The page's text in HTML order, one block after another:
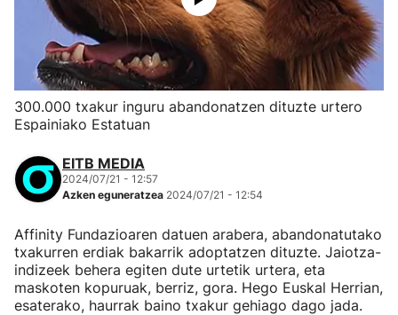
300.000 txakur inguru abandonatzen dituzte urtero
Espainiako Estatuan
EITB MEDIA
2024/07/21 - 12:57
Azken eguneratzea 2024/07/21 - 12:54
Affinity Fundazioaren datuen arabera, abandonatutako
txakurren erdiak bakarrik adoptatzen dituzte. Jaiotza-
indizeek behera egiten dute urtetik urtera, eta
maskoten kopuruak, berriz, gora. Hego Euskal Herrian,
esaterako, haurrak baino txakur gehiago dago jada.